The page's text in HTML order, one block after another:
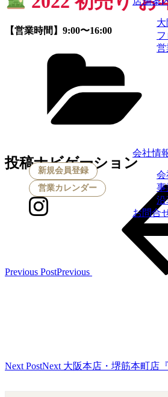
新規会員登録
営業カレンダー
営
会社情
会
事
沿
お問合
【営業時間】9:00〜16:00
投稿ナビゲーション
Previous PostPrevious
Next PostNext 大阪本店・堺筋本町店